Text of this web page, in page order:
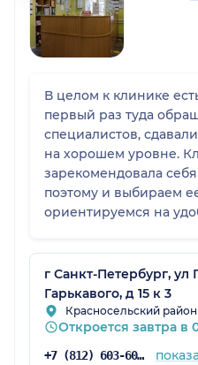
В целом к клинике
первый раз туда
специалистов,
на хорошем уровне.
зарекомендовала
поэтому и выбираем
ориентируемся на
филиале на Казакова
специалистов.
пульмонолог, его там
нельзя сделать
со временем это
филиал удобный. В
г Санкт-Петербург,
Гарькавого, д 15 к 3
Красносельский район
Откроется завтра в
+7 (812) 603-60-42